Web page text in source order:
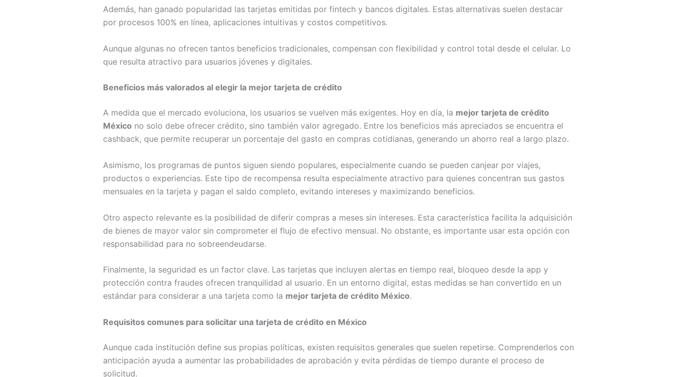
Además, han ganado popularidad las tarjetas emitidas por fintech y bancos digitales. Estas alternativas suelen destacar
por procesos 100% en línea, aplicaciones intuitivas y costos competitivos.
Aunque algunas no ofrecen tantos beneficios tradicionales, compensan con flexibilidad y control total desde el celular. Lo
que resulta atractivo para usuarios jóvenes y digitales.
Beneficios más valorados al elegir la mejor tarjeta de crédito
A medida que el mercado evoluciona, los usuarios se vuelven más exigentes. Hoy en día, la mejor tarjeta de crédito
México no solo debe ofrecer crédito, sino también valor agregado. Entre los beneficios más apreciados se encuentra el
cashback, que permite recuperar un porcentaje del gasto en compras cotidianas, generando un ahorro real a largo plazo.
Asimismo, los programas de puntos siguen siendo populares, especialmente cuando se pueden canjear por viajes,
productos o experiencias. Este tipo de recompensa resulta especialmente atractivo para quienes concentran sus gastos
mensuales en la tarjeta y pagan el saldo completo, evitando intereses y maximizando beneficios.
Otro aspecto relevante es la posibilidad de diferir compras a meses sin intereses. Esta característica facilita la adquisición
de bienes de mayor valor sin comprometer el flujo de efectivo mensual. No obstante, es importante usar esta opción con
responsabilidad para no sobreendeudarse.
Finalmente, la seguridad es un factor clave. Las tarjetas que incluyen alertas en tiempo real, bloqueo desde la app y
protección contra fraudes ofrecen tranquilidad al usuario. En un entorno digital, estas medidas se han convertido en un
estándar para considerar a una tarjeta como la mejor tarjeta de crédito México.
Requisitos comunes para solicitar una tarjeta de crédito en México
Aunque cada institución define sus propias políticas, existen requisitos generales que suelen repetirse. Comprenderlos con
anticipación ayuda a aumentar las probabilidades de aprobación y evita pérdidas de tiempo durante el proceso de
solicitud.